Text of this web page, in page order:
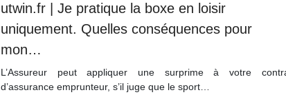
utwin.fr | Je pratique la boxe en loisir
uniquement. Quelles conséquences pour
mon…
L’Assureur peut appliquer une surprime à votre
d’assurance emprunteur, s’il juge que le sport…